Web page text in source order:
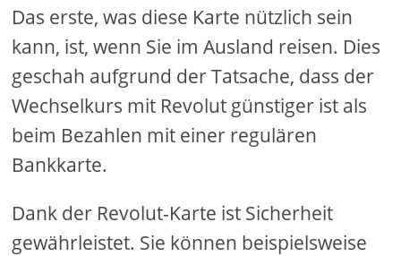
Das erste, was diese Karte nützlich sein
kann, ist, wenn Sie im Ausland reisen. Dies
geschah aufgrund der Tatsache, dass der
Wechselkurs mit Revolut günstiger ist als
beim Bezahlen mit einer regulären
Bankkarte.
Dank der Revolut-Karte ist Sicherheit
gewährleistet. Sie können beispielsweise